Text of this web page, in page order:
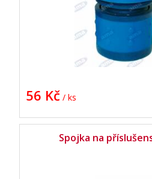
56 Kč / ks
Spojka na